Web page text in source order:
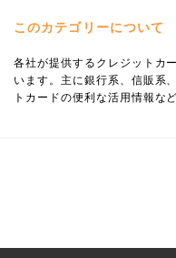
このカテゴリーについて
各社が提供するクレジットカ
います。主に銀行系、信販系
トカードの便利な活用情報な